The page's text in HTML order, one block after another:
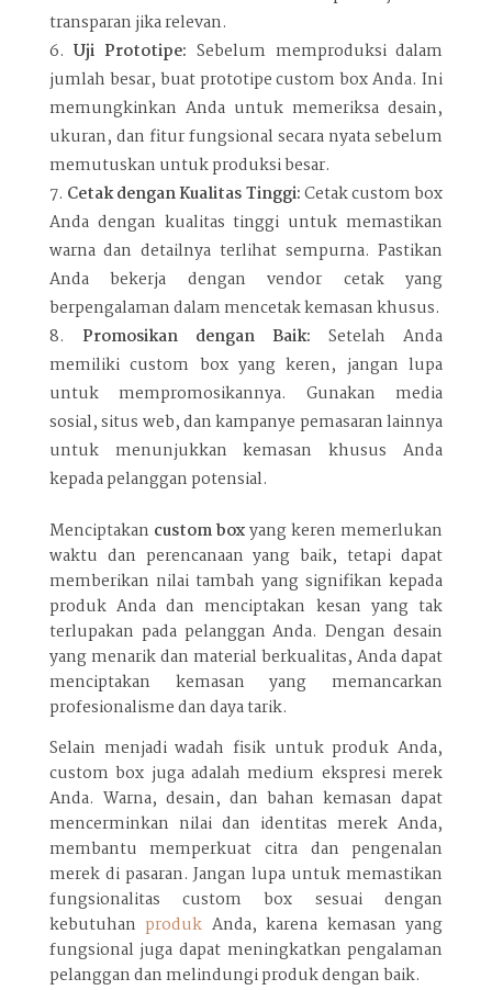
transparan jika relevan.
Uji Prototipe: Sebelum memproduksi dalam
jumlah besar, buat prototipe custom box Anda. Ini
memungkinkan Anda untuk memeriksa desain,
ukuran, dan fitur fungsional secara nyata sebelum
memutuskan untuk produksi besar.
Cetak dengan Kualitas Tinggi:Cetak custom box
Anda dengan kualitas tinggi untuk memastikan
warna dan detailnya terlihat sempurna. Pastikan
Anda bekerja dengan vendor cetak yang
berpengalaman dalam mencetak kemasan khusus.
Promosikan dengan Baik: Setelah Anda
memiliki custom box yang keren, jangan lupa
untuk mempromosikannya. Gunakan media
sosial, situs web, dan kampanye pemasaran lainnya
untuk menunjukkan kemasan khusus Anda
kepada pelanggan potensial.
Menciptakan custom boxyang keren memerlukan
waktu dan perencanaan yang baik, tetapi dapat
memberikan nilai tambah yang signifikan kepada
produk Anda dan menciptakan kesan yang tak
terlupakan pada pelanggan Anda. Dengan desain
yang menarik dan material berkualitas, Anda dapat
menciptakan kemasan yang memancarkan
profesionalisme dan daya tarik.
Selain menjadi wadah fisik untuk produk Anda,
custom box juga adalah medium ekspresi merek
Anda. Warna, desain, dan bahan kemasan dapat
mencerminkan nilai dan identitas merek Anda,
membantu memperkuat citra dan pengenalan
merek di pasaran. Jangan lupa untuk memastikan
fungsionalitas custom box sesuai dengan
kebutuhan produk Anda, karena kemasan yang
fungsional juga dapat meningkatkan pengalaman
pelanggan dan melindungi produk dengan baik.